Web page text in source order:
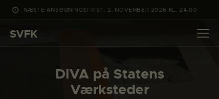
NÆSTE ANSØGNINGSFRIST: 2. NOVEMBER 2026 KL. 24:00
SVFK
DIVA på Statens
Værksteder
DET SKER
PROJEKTER